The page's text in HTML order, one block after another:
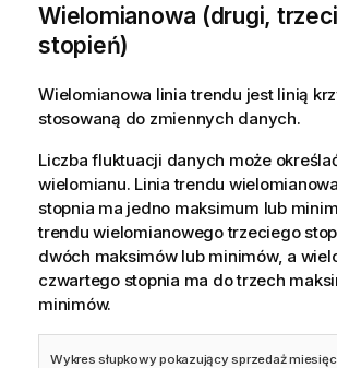
Wielomianowa (drugi,
stopień)
Wielomianowa linia trendu jest linią
stosowaną do zmiennych danych.
Liczba fluktuacji danych może
wielomianu. Linia trendu
stopnia ma jedno maksimum lub
trendu wielomianowego trzeciego
dwóch maksimów lub minimów, a
czwartego stopnia ma do trzech
minimów.
Wykres słupkowy pokazujący sprzedaż